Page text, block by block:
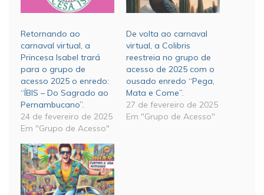
Retornando ao
carnaval virtual, a
Princesa Isabel trará
para o grupo de
acesso 2025 o enredo:
“ÍBIS – Do Sagrado ao
Pernambucano”.
24 de fevereiro de 2025
Em "Grupo de Acesso"
De volta ao carnaval
virtual, a Colibris
reestreia no grupo de
acesso de 2025 com o
ousado enredo “Pega,
Mata e Come”.
27 de fevereiro de 2025
Em "Grupo de Acesso"